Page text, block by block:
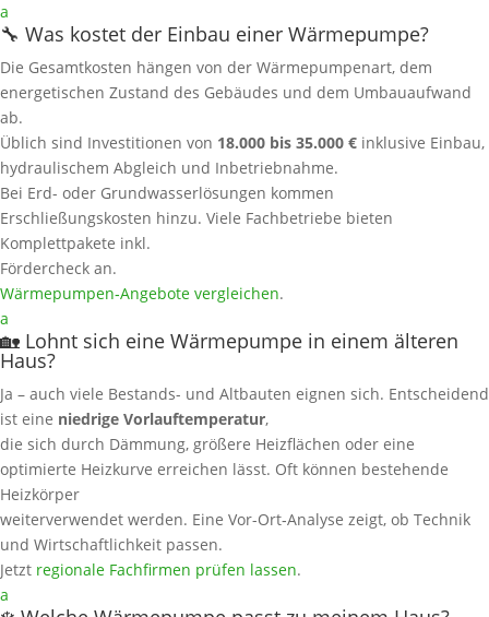
a
🔧 Was kostet der Einbau einer Wärmepumpe?
Die Gesamtkosten hängen von der Wärmepumpenart, dem
energetischen Zustand des Gebäudes und dem Umbauaufwand
ab.
Üblich sind Investitionen von 18.000 bis 35.000 € inklusive Einbau,
hydraulischem Abgleich und Inbetriebnahme.
Bei Erd- oder Grundwasserlösungen kommen
Erschließungskosten hinzu. Viele Fachbetriebe bieten
Komplettpakete inkl.
Fördercheck an.
Wärmepumpen‑Angebote vergleichen.
a
🏡 Lohnt sich eine Wärmepumpe in einem älteren
Haus?
Ja – auch viele Bestands- und Altbauten eignen sich. Entscheidend
ist eine niedrige Vorlauftemperatur,
die sich durch Dämmung, größere Heizflächen oder eine
optimierte Heizkurve erreichen lässt. Oft können bestehende
Heizkörper
weiterverwendet werden. Eine Vor-Ort‑Analyse zeigt, ob Technik
und Wirtschaftlichkeit passen.
Jetzt regionale Fachfirmen prüfen lassen.
a